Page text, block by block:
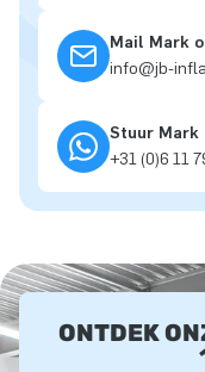
Mail Mark
info@jb-
Stuur Mark
+31 (0)6 11
ONTDEK